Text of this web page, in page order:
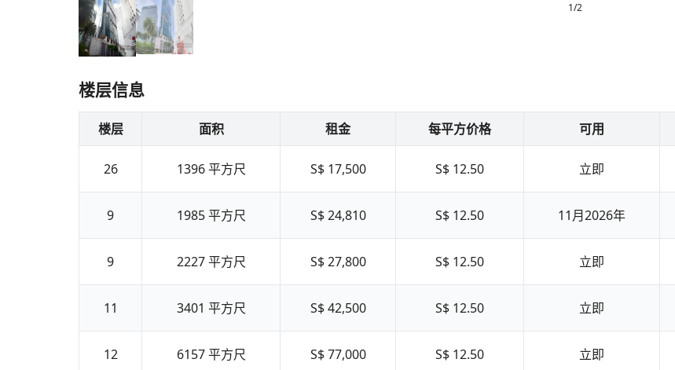
1/2
楼层信息
楼层 面积 租金 每平方价格 可用
26 1396 平方尺 S$ 17,500 S$ 12.50 立即
9 1985 平方尺 S$ 24,810 S$ 12.50 11月2026年
9 2227 平方尺 S$ 27,800 S$ 12.50 立即
11 3401 平方尺 S$ 42,500 S$ 12.50 立即
12 6157 平方尺 S$ 77,000 S$ 12.50 立即